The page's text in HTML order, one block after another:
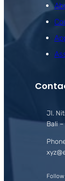
Jl.
Bali
Follow